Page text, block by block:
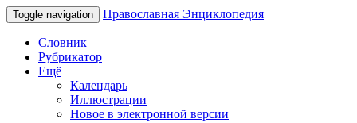
Toggle navigation Православная Энциклопедия
Словник
Рубрикатор
Ещё
Календарь
Иллюстрации
Новое в электронной версии